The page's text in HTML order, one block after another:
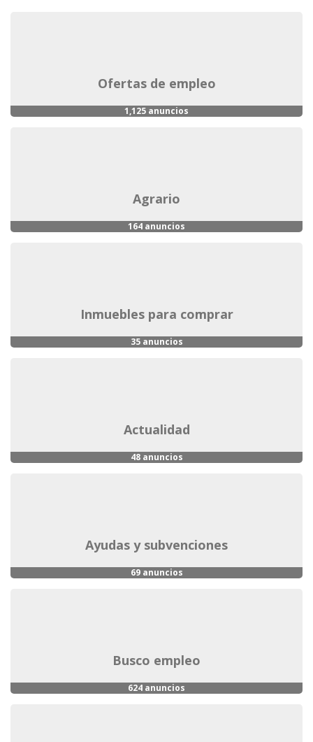
ofertas de empleo
1,125 anuncios
agrario
164 anuncios
inmuebles para comprar
35 anuncios
actualidad
48 anuncios
ayudas y subvenciones
69 anuncios
busco empleo
624 anuncios